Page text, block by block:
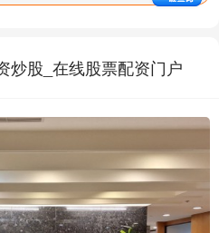
炒股_在线股票配资门户